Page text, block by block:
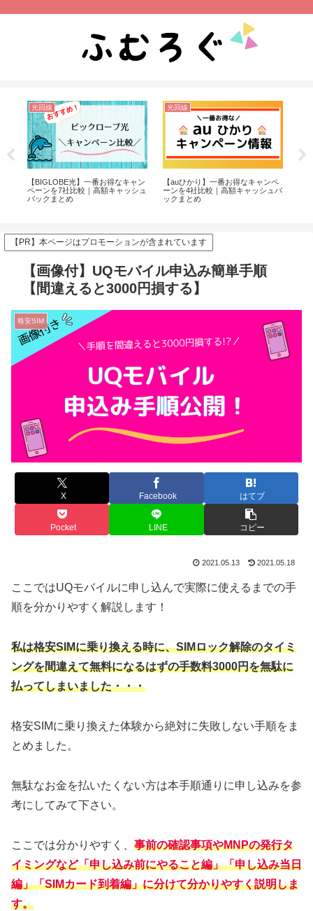
光回線
【BIGLOBE光】一番お得なキャン
ペーンを7社比較｜高額キャッシュ
バックまとめ
光回線
【auひかり】一番お得なキャンペ
ーンを4社比較｜高額キャッシュバ
ックまとめ
【PR】本ページはプロモーションが含まれています
【画像付】UQモバイル申込み簡単手順
【間違えると3000円損する】
格安SIM
X Facebook はてブ
Pocket LINE コピー
2021.05.13 2021.05.18
ここではUQモバイルに申し込んで実際に使えるまでの手
順を分かりやすく解説します！
私は格安SIMに乗り換える時に、SIMロック解除のタイミ
ングを間違えて無料になるはずの手数料3000円を無駄に
払ってしまいました・・・
格安SIMに乗り換えた体験から絶対に失敗しない手順をま
とめました。
無駄なお金を払いたくない方は本手順通りに申し込みを参
考にしてみて下さい。
ここでは分かりやすく、 事前の確認事項やMNPの発行タ
イミングなど「申し込み前にやること編」「申し込み当日
編」「SIMカード到着編」に分けて分かりやすく説明しま
す。